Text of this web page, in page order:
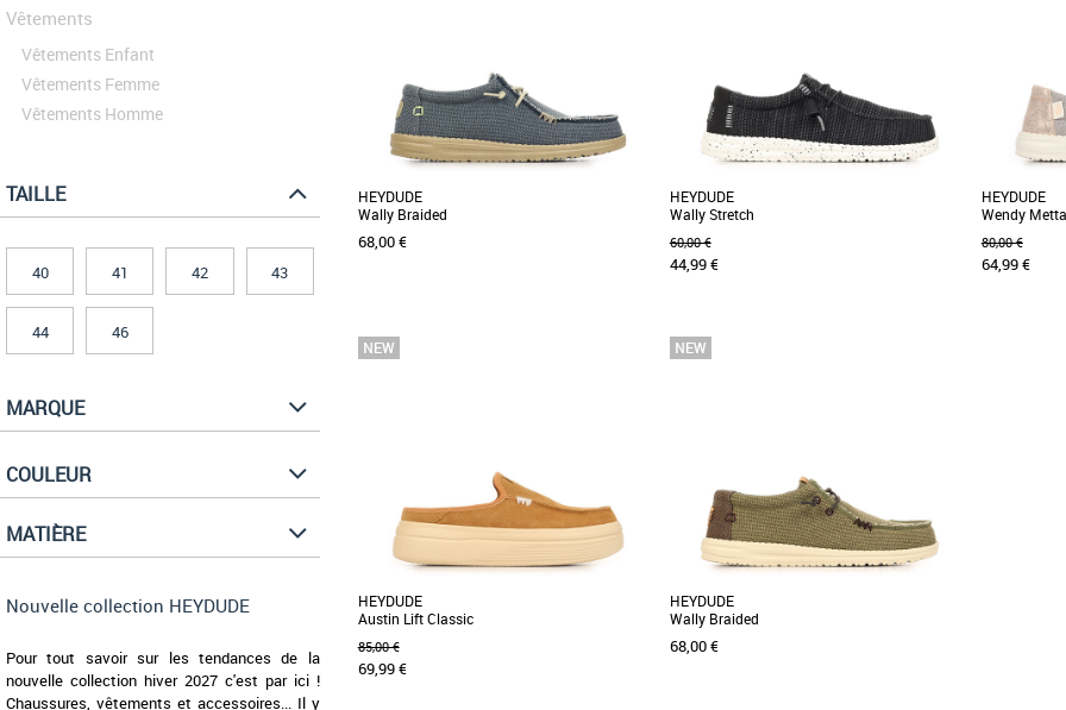
Vêtements
Vêtements Enfant
Vêtements Femme
Vêtements Homme
TAILLE
40 41 42 43
44 46
MARQUE
COULEUR
MATIÈRE
Nouvelle collection HEYDUDE
Pour tout savoir sur les tendances de la
nouvelle collection hiver 2027 c'est par ici !
Chaussures, vêtements et accessoires... Il y
HEYDUDE
Wally Braided
68,00 €
41 42
HEYDUDE
Wally Stretch
60,00 €
44,99 €
41 42
HEYDUDE
Wendy
80,00 €
64,99 €
HEYDUDE
Austin Lift Classic
85,00 €
69,99 €
HEYDUDE
Wally Braided
68,00 €